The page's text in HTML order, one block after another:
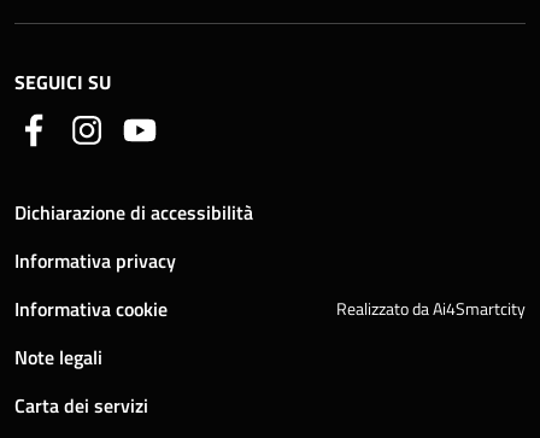
SEGUICI SU
Dichiarazione di accessibilità
Informativa privacy
Informativa cookie
Note legali
Carta dei servizi
Realizzato da Ai4Smartcity